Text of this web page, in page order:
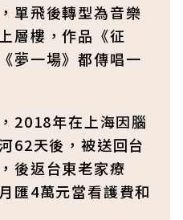
單飛後轉型為音樂
層樓，作品《征
夢一場》都傳唱一
2018年在上海因腦
62天後，被送回台
後返台東老家療
匯4萬元當看護費和